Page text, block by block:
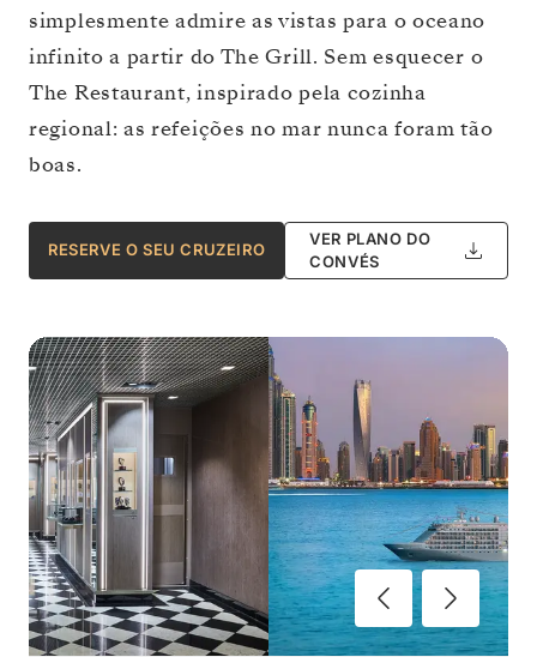
simplesmente admire as vistas para o oceano
infinito a partir do The Grill. Sem esquecer o
The Restaurant, inspirado pela cozinha
regional: as refeições no mar nunca foram tão
boas.
RESERVE O SEU CRUZEIRO
VER PLANO DO
CONVÉS